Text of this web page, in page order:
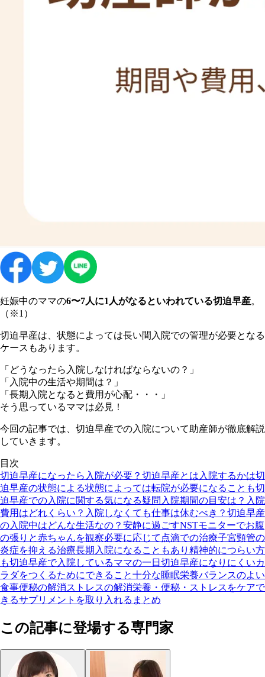
妊娠中のママの6〜7人に1人がなるといわれている切迫早産。
（※1）
切迫早産は、状態によっては長い間入院での管理が必要となる
ケースもあります。
「どうなったら入院しなければならないの？」
「入院中の生活や期間は？」
「長期入院となると費用が心配・・・」
そう思っているママは必見！
今回の記事では、切迫早産での入院について助産師が徹底解説
していきます。
目次
切迫早産になったら入院が必要？ 切迫早産とは 入院するかは切
迫早産の状態による状態によっては転院が必要になることも切
迫早産での入院に関する気になる疑問 入院期間の目安は？ 入院
費用はどれくらい？ 入院しなくても仕事は休むべき？ 切迫早産
の入院中はどんな生活なの？ 安静に過ごすNSTモニターでお腹
の張りと赤ちゃんを観察必要に応じて点滴での治療子宮頸管の
炎症を抑える治療長期入院になることもあり精神的につらい方
も切迫早産で入院しているママの一日 切迫早産になりにくいカ
ラダをつくるためにできること十分な睡眠栄養バランスのよい
食事便秘の解消ストレスの解消栄養・便秘・ストレスをケアで
きるサプリメントを取り入れる まとめ
この記事に登場する専門家